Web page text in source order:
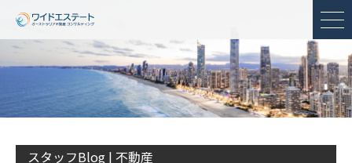
メ
スタッフBlog | 不動産